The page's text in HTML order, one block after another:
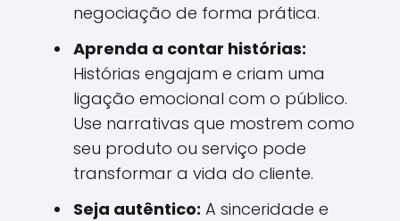
negociação de forma prática.
Aprenda a contar histórias:
Histórias engajam e criam uma
ligação emocional com o público.
Use narrativas que mostrem como
seu produto ou serviço pode
transformar a vida do cliente.
Seja autêntico: A sinceridade e